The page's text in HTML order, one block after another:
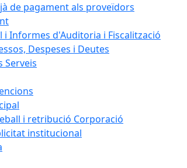
de pagament als proveïdors
i Informes d'Auditoria i Fiscalització
Despeses i Deutes
Serveis
i retribució Corporació
institucional